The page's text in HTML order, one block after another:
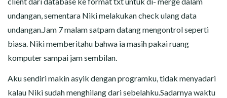
undangan, sementara Niki melakukan check ulang data
undangan.Jam 7 malam satpam datang mengontrol seperti
biasa. Niki memberitahu bahwa ia masih pakai ruang
komputer sampai jam sembilan.
Aku sendiri makin asyik dengan programku, tidak menyadari
kalau Niki sudah menghilang dari sebelahku.Sadarnya waktu